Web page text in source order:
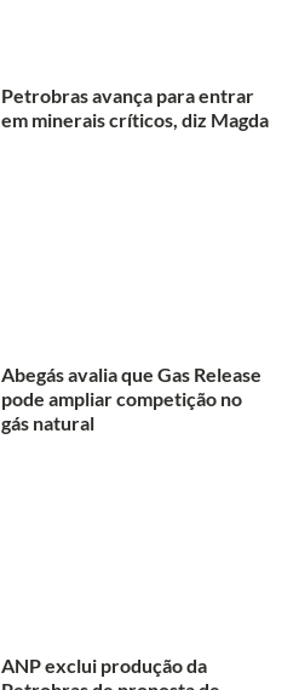
Petrobras avança para entrar
em minerais críticos, diz Magda
Abegás avalia que Gas Release
pode ampliar competição no
gás natural
ANP exclui produção da